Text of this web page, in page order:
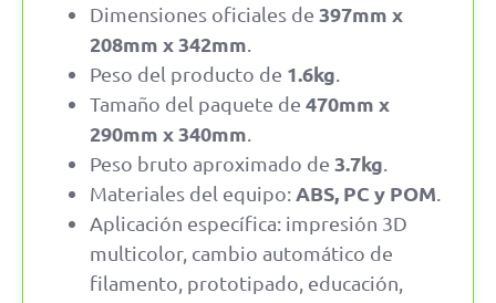
Dimensiones oficiales de 397mm x
208mm x 342mm.
Peso del producto de 1.6kg.
Tamaño del paquete de 470mm x
290mm x 340mm.
Peso bruto aproximado de 3.7kg.
Materiales del equipo:ABS, PC y POM.
Aplicación específica: impresión 3D
multicolor, cambio automático de
filamento, prototipado, educación,